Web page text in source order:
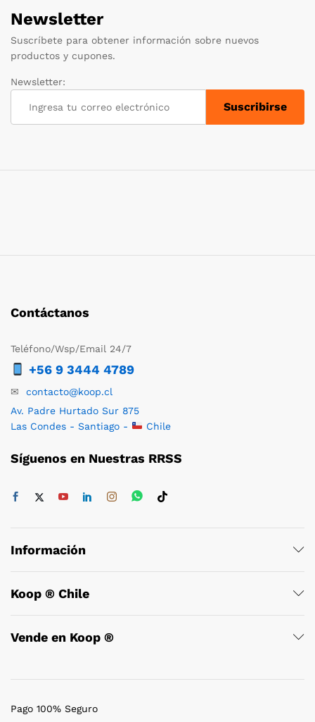
Newsletter
Suscríbete para obtener información sobre nuevos
productos y cupones.
Newsletter:
Contáctanos
Teléfono/Wsp/Email 24/7
+56 9 3444 4789
✉ contacto@koop.cl
Av. Padre Hurtado Sur 875
Las Condes - Santiago -
Chile
Síguenos en Nuestras RRSS
Información
Koop ® Chile
Vende en Koop ®
Pago 100% Seguro